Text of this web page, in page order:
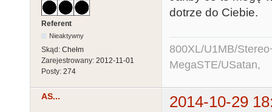
Referent
Nieaktywny
Skąd: Chełm
Zarejestrowany: 2012-11-01
Posty: 274
dotrze do Ciebie.
800XL/U1MB/
MegaSTE/USatan,
AS... 2014-10-29